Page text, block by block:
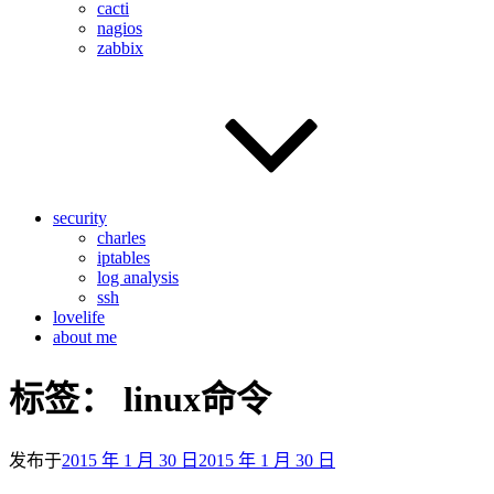
cacti
nagios
zabbix
security
charles
iptables
log analysis
ssh
lovelife
about me
标签： linux命令
发布于2015 年 1 月 30 日 2015 年 1 月 30 日